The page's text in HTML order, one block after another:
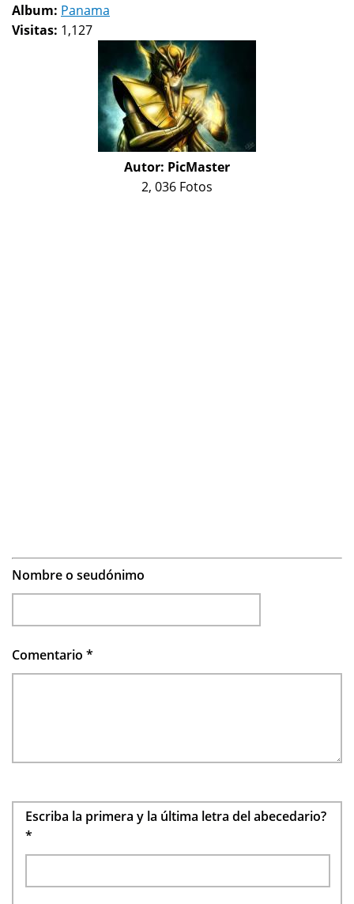
Album: Panama
Visitas: 1,127
Autor: PicMaster
2, 036 Fotos
Nombre o seudónimo
Comentario *
Escriba la primera y la última letra del abecedario?
*